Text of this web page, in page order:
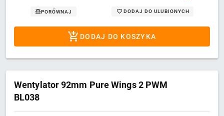
PORÓWNAJ DODAJ DO ULUBIONYCH
DODAJ DO KOSZYKA
Wentylator 92mm Pure Wings 2 PWM
BL038